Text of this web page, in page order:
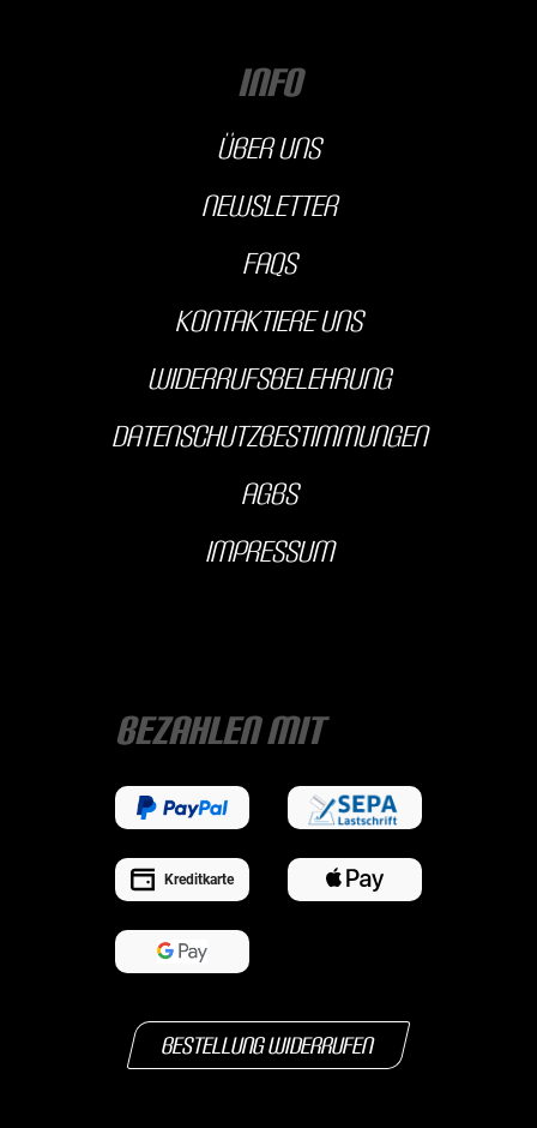
INFO
über uns
Newsletter
FAQs
kontaktiere uns
Widerrufsbelehrung
Datenschutzbestimmungen
AGBS
Impressum
Bezahlen mit
Kreditkarte
Bestellung widerrufen